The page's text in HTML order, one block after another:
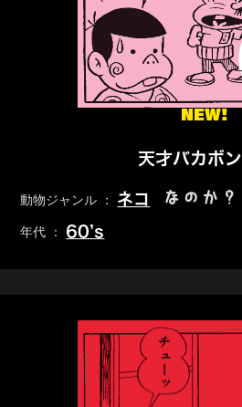
NEW!
天才バカボン
動物ジャンル ： ネコ なのか？
年代 ： 60’s